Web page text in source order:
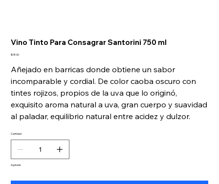
Vino Tinto Para Consagrar Santorini 750 ml
Precio
$98.00
Añejado en barricas donde obtiene un sabor
incomparable y cordial. De color caoba oscuro con
tintes rojizos, propios de la uva que lo originó,
exquisito aroma natural a uva, gran cuerpo y suavidad
al paladar, equilibrio natural entre acidez y dulzor.
Cantidad
Agotado